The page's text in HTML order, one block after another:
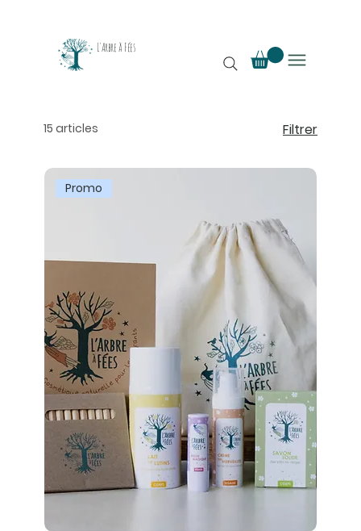
L'Arbre à Fées
15 articles Filtrer
Promo